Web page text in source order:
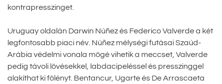
kontrapresszinget.
Uruguay oldalán Darwin Núñez és Federico Valverde a két
legfontosabb piaci név. Núñez mélységi futásai Szaúd-
Arábia védelmi vonala mögé vihetik a meccset, Valverde
pedig távoli lövésekkel, labdacipeléssel és presszinggel
alakíthat ki fölényt. Bentancur, Ugarte és De Arrascaeta